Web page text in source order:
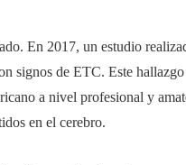
En 2017, un estudio
signos de ETC. Este
a nivel profesional y
en el cerebro.